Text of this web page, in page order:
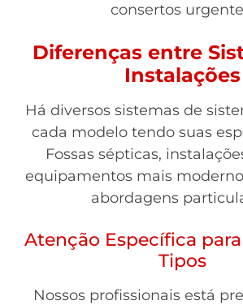
consertos
Diferenças entre
Instalações
Há diversos sistemas de
cada modelo tendo suas
Fossas sépticas,
equipamentos mais
abordagens
Atenção Específica
Tipos
Nossos profissionais está